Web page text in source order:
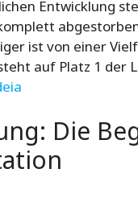
Entwicklung
ist von einer
auf Platz 1 der
Die